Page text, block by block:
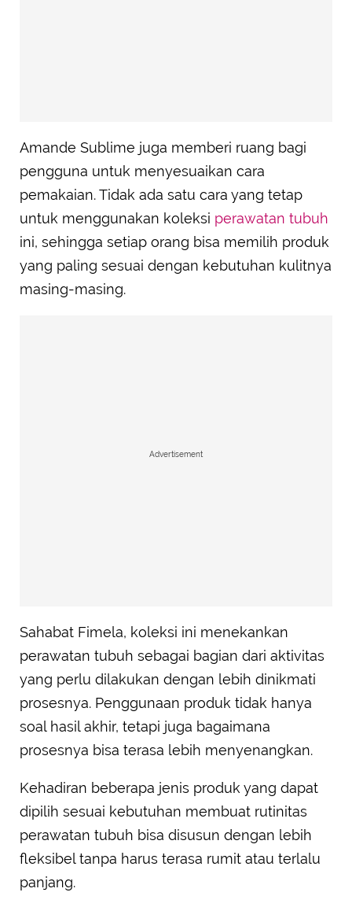
Amande Sublime juga memberi ruang bagi
pengguna untuk menyesuaikan cara
pemakaian. Tidak ada satu cara yang tetap
untuk menggunakan koleksi perawatan tubuh
ini, sehingga setiap orang bisa memilih produk
yang paling sesuai dengan kebutuhan kulitnya
masing-masing.
Advertisement
Sahabat Fimela, koleksi ini menekankan
perawatan tubuh sebagai bagian dari aktivitas
yang perlu dilakukan dengan lebih dinikmati
prosesnya. Penggunaan produk tidak hanya
soal hasil akhir, tetapi juga bagaimana
prosesnya bisa terasa lebih menyenangkan.
Kehadiran beberapa jenis produk yang dapat
dipilih sesuai kebutuhan membuat rutinitas
perawatan tubuh bisa disusun dengan lebih
fleksibel tanpa harus terasa rumit atau terlalu
panjang.